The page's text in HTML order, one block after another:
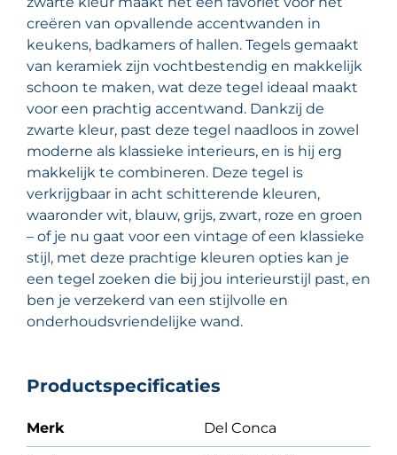
creëren van opvallende accentwanden in
keukens, badkamers of hallen. Tegels gemaakt
van keramiek zijn vochtbestendig en makkelijk
schoon te maken, wat deze tegel ideaal maakt
voor een prachtig accentwand. Dankzij de
zwarte kleur, past deze tegel naadloos in zowel
moderne als klassieke interieurs, en is hij erg
makkelijk te combineren. Deze tegel is
verkrijgbaar in acht schitterende kleuren,
waaronder wit, blauw, grijs, zwart, roze en groen
– of je nu gaat voor een vintage of een klassieke
stijl, met deze prachtige kleuren opties kan je
een tegel zoeken die bij jou interieurstijl past, en
ben je verzekerd van een stijlvolle en
onderhoudsvriendelijke wand.
Productspecificaties
Merk Del Conca